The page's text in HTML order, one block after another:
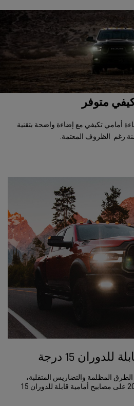
متوفر
بنظام إضاءة أمامي تكيفي مع إضاءة واضحة بتقنية
15 درجة
المظلمة والتضاريس المتقلبة،
تتوفر رام 2500 إصدار 2023 على مصابيح أمامية قابلة للدوران 15